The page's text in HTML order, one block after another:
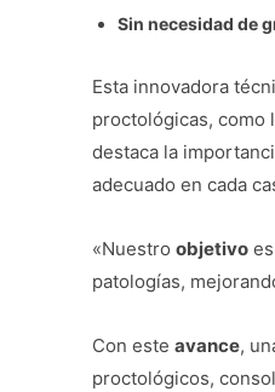
Sin necesidad de
Esta innovadora
proctológicas, como
destaca la
adecuado en cada
«Nuestro objetivo
patologías,
Con este avance,
proctológicos,